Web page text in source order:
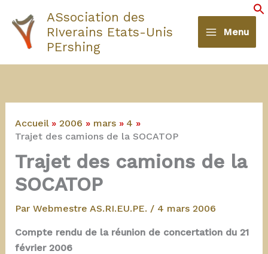
contenu
ASsociation des
RIverains Etats-Unis
PErshing
Menu
Accueil 2006 mars
4
Trajet des camions de la SOCATOP
Trajet des camions de la
SOCATOP
Par Webmestre AS.RI.EU.PE. / 4 mars 2006
Compte rendu de la réunion de concertation du 21
février 2006